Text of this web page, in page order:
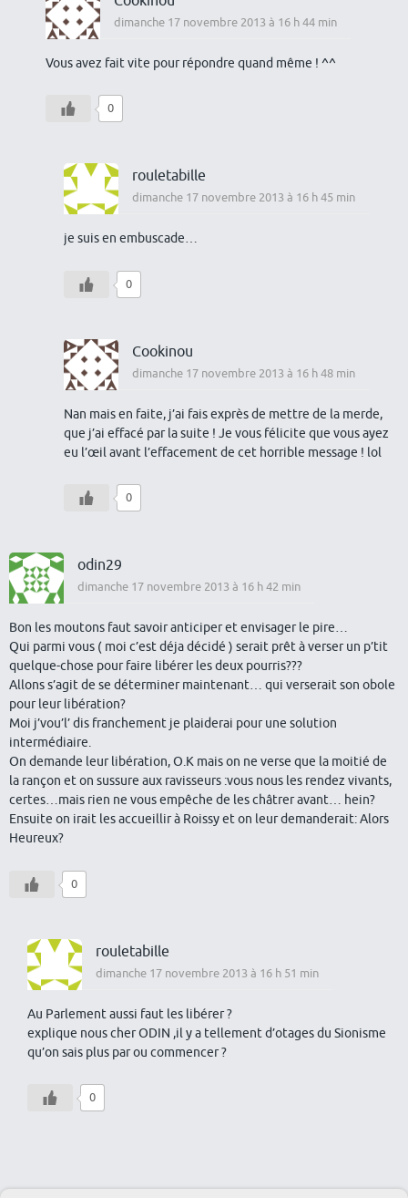
dimanche 17 novembre 2013 à 16 h 44 min
Vous avez fait vite pour répondre quand même ! ^^
0
rouletabille
dimanche 17 novembre 2013 à 16 h 45 min
je suis en embuscade…
0
Cookinou
dimanche 17 novembre 2013 à 16 h 48 min
Nan mais en faite, j’ai fais exprès de mettre de la merde,
que j’ai effacé par la suite ! Je vous félicite que vous ayez
eu l’œil avant l’effacement de cet horrible message ! lol
0
odin29
dimanche 17 novembre 2013 à 16 h 42 min
Bon les moutons faut savoir anticiper et envisager le pire…
Qui parmi vous ( moi c’est déja décidé ) serait prêt à verser un p’tit
quelque-chose pour faire libérer les deux pourris???
Allons s’agit de se déterminer maintenant… qui verserait son obole
pour leur libération?
Moi j’vou’l’ dis franchement je plaiderai pour une solution
intermédiaire.
On demande leur libération, O.K mais on ne verse que la moitié de
la rançon et on sussure aux ravisseurs :vous nous les rendez vivants,
certes…mais rien ne vous empêche de les châtrer avant… hein?
Ensuite on irait les accueillir à Roissy et on leur demanderait: Alors
Heureux?
0
rouletabille
dimanche 17 novembre 2013 à 16 h 51 min
Au Parlement aussi faut les libérer ?
explique nous cher ODIN ,il y a tellement d’otages du Sionisme
qu’on sais plus par ou commencer ?
0